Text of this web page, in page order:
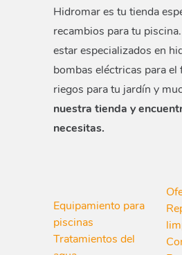
Hidromar es tu tienda
recambios para tu
estar especializados en
bombas eléctricas para el
riegos para tu jardín y
nuestra tienda y
necesitas.
Equipamiento para
piscinas
Tratamientos del